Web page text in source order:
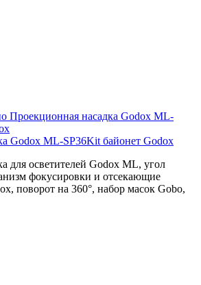
Godox ML-SP36Kit байонет Godox
для осветителей Godox ML, угол
фокусировки и отсекающие
поворот на 360°, набор масок Gobo,